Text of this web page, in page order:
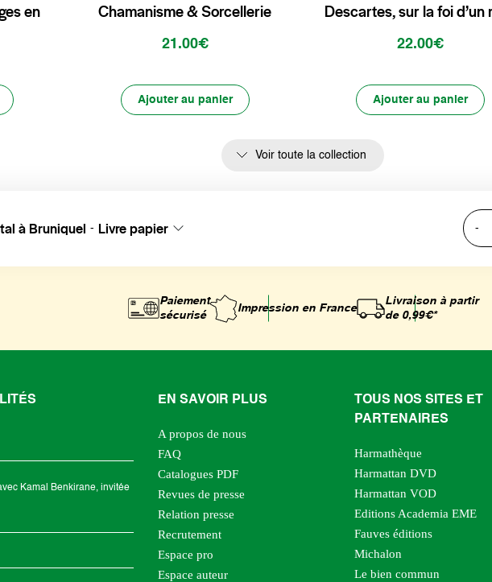
en
Chamanisme & Sorcellerie
21.00€
Ajouter au panier
Descartes, sur la foi d’un
22.00€
Ajouter au panier
Voir toute la collection
à Bruniquel - Livre papier -
Paiement
sécurisé
Impression en France
Livraison à partir
de 0,99€*
Kamal Benkirane, invitée
EN SAVOIR PLUS
A propos de nous
FAQ
Catalogues PDF
Revues de presse
Relation presse
Recrutement
Espace pro
Espace auteur
TOUS NOS SITES ET
PARTENAIRES
Harmathèque
Harmattan DVD
Harmattan VOD
Editions Academia EME
Fauves éditions
Michalon
Le bien commun